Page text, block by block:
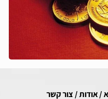
/אודות/ צור קשר